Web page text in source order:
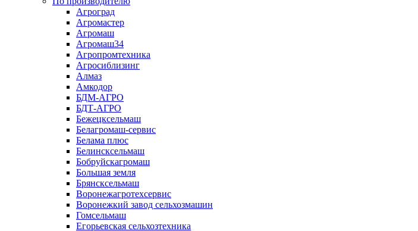
Агроград
Агромастер
Агромаш
Агромаш34
Агропромтехника
Агросиблизинг
Алмаз
Амкодор
БДМ-АГРО
БДТ-АГРО
Бежецксельмаш
Белагромаш-сервис
Белама плюс
Белинсксельмаш
Бобруйскагромаш
Большая земля
Брянсксельмаш
Воронежагротехсервис
Воронежкий завод сельхозмашин
Гомсельмаш
Егорьевская сельхозтехника